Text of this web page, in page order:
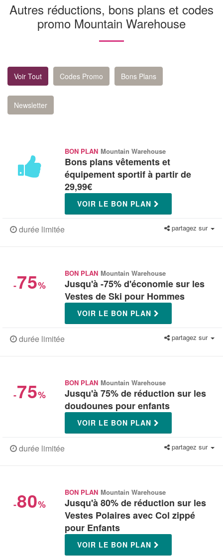
Autres réductions, bons plans et codes
promo Mountain Warehouse
Voir Tout Codes Promo Bons Plans
Newsletter
BON PLAN Mountain Warehouse
Bons plans vêtements et
équipement sportif à partir de
29,99€
VOIR LE BON PLAN
durée limitée partagez sur
-75%
BON PLAN Mountain Warehouse
Jusqu'à -75% d'économie sur les
Vestes de Ski pour Hommes
VOIR LE BON PLAN
durée limitée partagez sur
-75%
BON PLAN Mountain Warehouse
Jusqu'à 75% de réduction sur les
doudounes pour enfants
VOIR LE BON PLAN
durée limitée partagez sur
-80%
BON PLAN Mountain Warehouse
Jusqu'à 80% de réduction sur les
Vestes Polaires avec Col zippé
pour Enfants
VOIR LE BON PLAN